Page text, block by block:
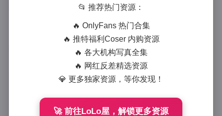
热情。最近，我偶然发现了FainaBona的写真合集，这
是一个包含14套高清美图的宝藏资源，总大小
4.30GB，累计1596张图片。下载完成后，我迫不及待
地浏览了所有内容，被其独特的魅力深深吸引。今天，
我就从一个普通读者的视角，分享一下这次欣赏体验，
聚焦于写真内容、图片风格、拍摄氛围，以及博主
称，不涉及任何真实个人信息。
📂 推荐热门资源：
🔥 OnlyFans 热门合集
🔥 推特福利Coser 内购资源
🔥 各大机构写真全集
🔥 网红反差精选资源
💎 更多独家资源，等你发现！
🚀 前往LoLo屋，解锁更多资源